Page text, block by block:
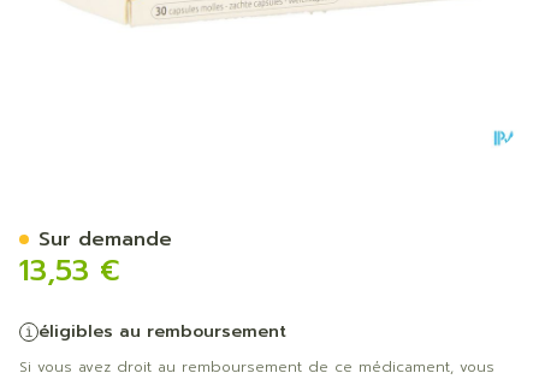
13,53 €
éligibles au remboursement
Si vous avez droit au remboursement de ce médicament, vous
Sur demande